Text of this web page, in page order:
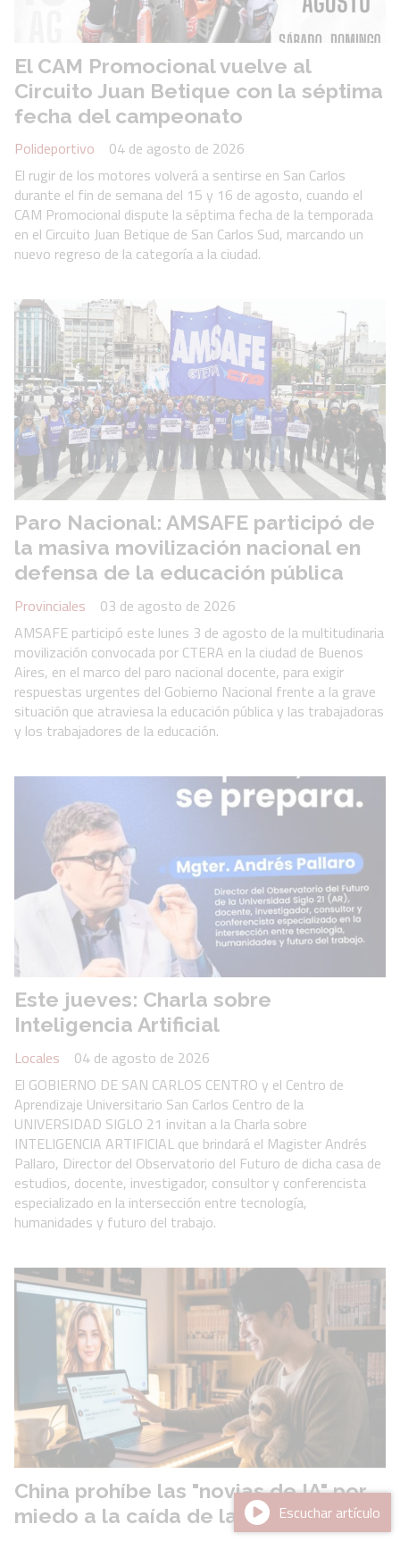
El CAM Promocional vuelve al
Circuito Juan Betique con la séptima
fecha del campeonato
Polideportivo
04 de agosto de 2026
El rugir de los motores volverá a sentirse en San Carlos
durante el fin de semana del 15 y 16 de agosto, cuando el
CAM Promocional dispute la séptima fecha de la temporada
en el Circuito Juan Betique de San Carlos Sud, marcando un
nuevo regreso de la categoría a la ciudad.
Paro Nacional: AMSAFE participó de
la masiva movilización nacional en
defensa de la educación pública
Provinciales
03 de agosto de 2026
AMSAFE participó este lunes 3 de agosto de la multitudinaria
movilización convocada por CTERA en la ciudad de Buenos
Aires, en el marco del paro nacional docente, para exigir
respuestas urgentes del Gobierno Nacional frente a la grave
situación que atraviesa la educación pública y las trabajadoras
y los trabajadores de la educación.
Este jueves: Charla sobre
Inteligencia Artificial
Locales
04 de agosto de 2026
El GOBIERNO DE SAN CARLOS CENTRO y el Centro de
Aprendizaje Universitario San Carlos Centro de la
UNIVERSIDAD SIGLO 21 invitan a la Charla sobre
INTELIGENCIA ARTIFICIAL que brindará el Magister Andrés
Pallaro, Director del Observatorio del Futuro de dicha casa de
estudios, docente, investigador, consultor y conferencista
especializado en la intersección entre tecnología,
humanidades y futuro del trabajo.
China prohíbe las "novias de IA" por
miedo a la caída de la natalidad
Escuchar artículo